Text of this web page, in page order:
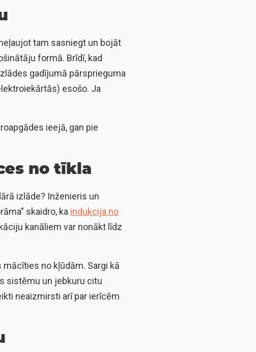
tam sasniegt un bojāt
formā. Brīdī, kad
gadījumā pārsprieguma
esošo. Ja
ieejā, gan pie
no tīkla
izlāde? Inženieris un
skaidro, ka indukcija no
kanāliem var nonākt līdz
mācīties no kļūdām. Sargi kā
sistēmu un jebkuru citu
neaizmirsti arī par ierīcēm